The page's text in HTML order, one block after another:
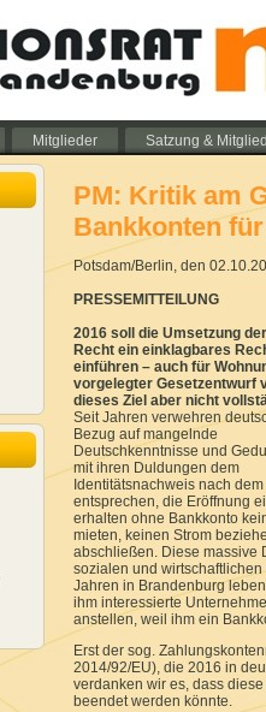
Mitglieder Satzung &
PM: Kritik am
Bankkonten
Potsdam/Berlin, den
PRESSEMITTEILUNG
2016 soll die Umsetzung
Recht ein einklagbares
einführen – auch für
vorgelegter Gesetzentwurf
dieses Ziel aber nicht
Seit Jahren verwehren
Bezug auf mangelnde
Deutschkenntnisse und
mit ihren Duldungen dem
Identitätsnachweis nach
entsprechen, die Eröffnung
erhalten ohne Bankkonto
mieten, keinen Strom
abschließen. Diese massive
sozialen und
Jahren in Brandenburg
ihm interessierte
anstellen, weil ihm ein
Erst der sog.
2014/92/EU), die 2016 in
verdanken wir es, dass
beendet werden könnte.